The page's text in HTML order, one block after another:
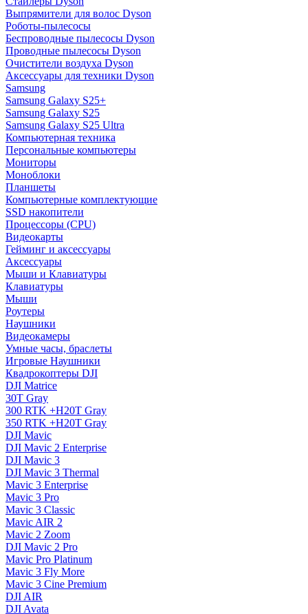
Выпрямители для волос Dyson
Роботы-пылесосы
Беспроводные пылесосы Dyson
Проводные пылесосы Dyson
Очистители воздуха Dyson
Аксессуары для техники Dyson
Samsung
Samsung Galaxy S25+
Samsung Galaxy S25
Samsung Galaxy S25 Ultra
Компьютерная техника
Персональные компьютеры
Мониторы
Моноблоки
Планшеты
Компьютерные комплектующие
SSD накопители
Процессоры (CPU)
Видеокарты
Гейминг и аксессуары
Аксессуары
Мыши и Клавиатуры
Клавиатуры
Мыши
Роутеры
Наушники
Видеокамеры
Умные часы, браслеты
Игровые Наушники
Квадрокоптеры DJI
DJI Matrice
30T Gray
300 RTK +H20T Gray
350 RTK +H20T Gray
DJI Mavic
DJI Mavic 2 Enterprise
DJI Mavic 3
DJI Mavic 3 Thermal
Mavic 3 Enterprise
Mavic 3 Pro
Mavic 3 Сlassic
Mavic AIR 2
Mavic 2 Zoom
DJI Mavic 2 Pro
Mavic Pro Platinum
Mavic 3 Fly More
Mavic 3 Cine Premium
DJI AIR
DJI Avata